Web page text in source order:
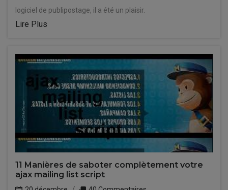
logiciel de publipostage, il a été un plaisir.
Lire Plus
11 Manières de saboter complètement votre
ajax mailing list script